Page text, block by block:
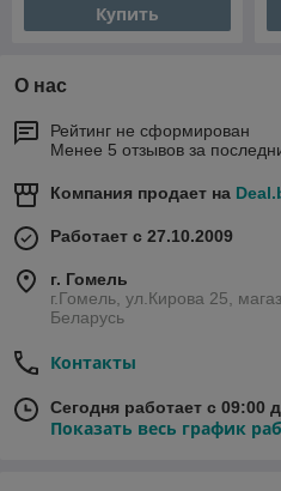
Купить
О нас
Рейтинг не сформирован
Менее 5 отзывов за
Компания продает на
Работает с 27.10.2009
г. Гомель
г.Гомель, ул.Кирова 25,
Беларусь
Контакты
Сегодня работает с 09:00
Показать весь график